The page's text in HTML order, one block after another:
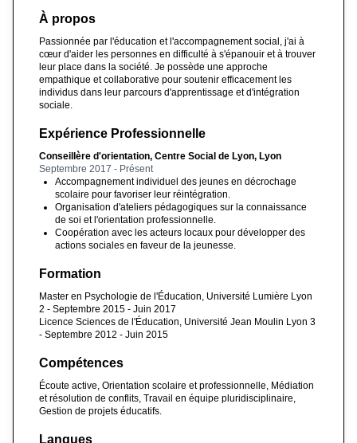
À propos
Passionnée par l'éducation et l'accompagnement social, j'ai à
cœur d'aider les personnes en difficulté à s'épanouir et à trouver
leur place dans la société. Je possède une approche
empathique et collaborative pour soutenir efficacement les
individus dans leur parcours d'apprentissage et d'intégration
sociale.
Expérience Professionnelle
Conseillère d'orientation, Centre Social de Lyon, Lyon
Septembre 2017 - Présent
Accompagnement individuel des jeunes en décrochage
scolaire pour favoriser leur réintégration.
Organisation d'ateliers pédagogiques sur la connaissance
de soi et l'orientation professionnelle.
Coopération avec les acteurs locaux pour développer des
actions sociales en faveur de la jeunesse.
Formation
Master en Psychologie de l'Éducation, Université Lumière Lyon
2 - Septembre 2015 - Juin 2017
Licence Sciences de l'Éducation, Université Jean Moulin Lyon 3
- Septembre 2012 - Juin 2015
Compétences
Écoute active, Orientation scolaire et professionnelle, Médiation
et résolution de conflits, Travail en équipe pluridisciplinaire,
Gestion de projets éducatifs.
Langues